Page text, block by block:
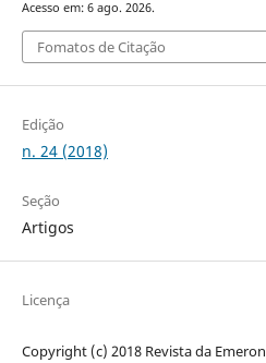
Acesso em: 6 ago. 2026.
Fomatos de Citação
Edição
n. 24 (2018)
Seção
Artigos
Licença
Copyright (c) 2018 Revista da Emeron